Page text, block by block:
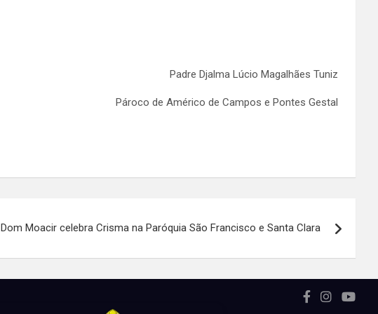
Padre Djalma Lúcio Magalhães Tuniz
Pároco de Américo de Campos e Pontes Gestal
Dom Moacir celebra Crisma na Paróquia São Francisco e Santa Clara